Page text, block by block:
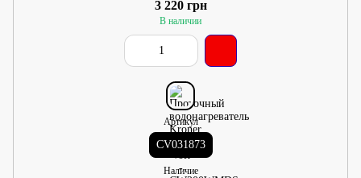
3 220 грн
В наличии
Артикул
CV031873
Наличие